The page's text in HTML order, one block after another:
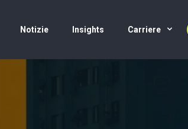
Notizie Insights Carriere